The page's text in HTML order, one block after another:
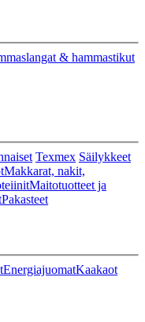
& hammastikut
Texmex Säilykkeet
Makkarat, nakit,
Maitotuotteet ja
Pakasteet
EnergiajuomatKaakaot